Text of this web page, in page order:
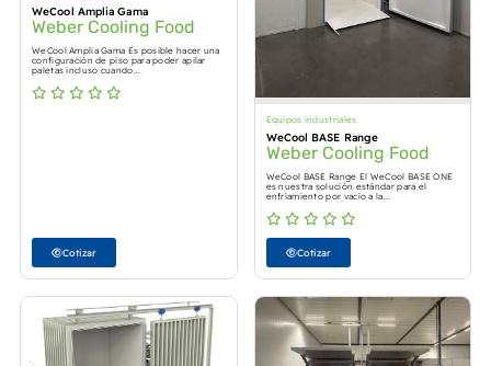
WeCool Amplia Gama
Weber Cooling Food
WeCool Amplia Gama Es posible hacer una
configuración de piso para poder apilar
paletas incluso cuando...
Cotizar
Equipos industriales
WeCool BASE Range
Weber Cooling Food
WeCool BASE Range El WeCool BASE ONE
es nuestra solución estándar para el
enfriamiento por vacío a la...
Cotizar